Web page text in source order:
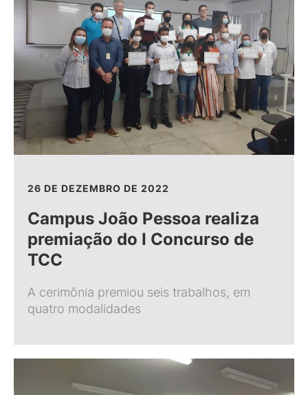
26 DE DEZEMBRO DE 2022
Campus João Pessoa realiza
premiação do I Concurso de
TCC
A cerimônia premiou seis trabalhos, em
quatro modalidades